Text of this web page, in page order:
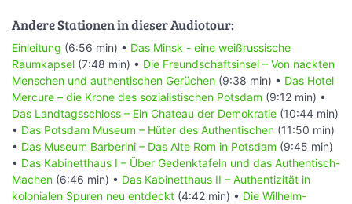
Andere Stationen in dieser Audiotour:
Einleitung (6:56 min) • Das Minsk - eine weißrussische
Raumkapsel (7:48 min) • Die Freundschaftsinsel – Von nackten
Menschen und authentischen Gerüchen (9:38 min) • Das Hotel
Mercure – die Krone des sozialistischen Potsdam (9:12 min) •
Das Landtagsschloss – Ein Chateau der Demokratie (10:44 min)
• Das Potsdam Museum – Hüter des Authentischen (11:50 min)
• Das Museum Barberini – Das Alte Rom in Potsdam (9:45 min)
• Das Kabinetthaus I – Über Gedenktafeln und das Authentisch-
Machen (6:46 min) • Das Kabinetthaus II – Authentizität in
kolonialen Spuren neu entdeckt (4:42 min) • Die Wilhelm-